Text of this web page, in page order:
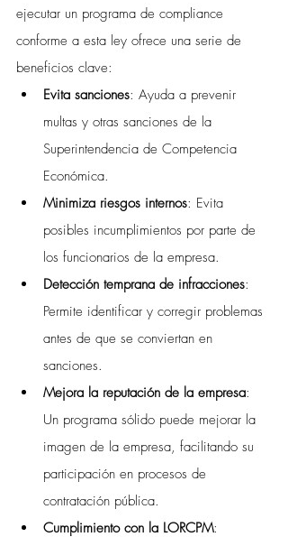
ejecutar un programa de compliance
conforme a esta ley ofrece una serie de
beneficios clave:
Evita sanciones: Ayuda a prevenir
multas y otras sanciones de la
Superintendencia de Competencia
Económica.
Minimiza riesgos internos: Evita
posibles incumplimientos por parte de
los funcionarios de la empresa.
Detección temprana de infracciones:
Permite identificar y corregir problemas
antes de que se conviertan en
sanciones.
Mejora la reputación de la empresa:
Un programa sólido puede mejorar la
imagen de la empresa, facilitando su
participación en procesos de
contratación pública.
Cumplimiento con la LORCPM: